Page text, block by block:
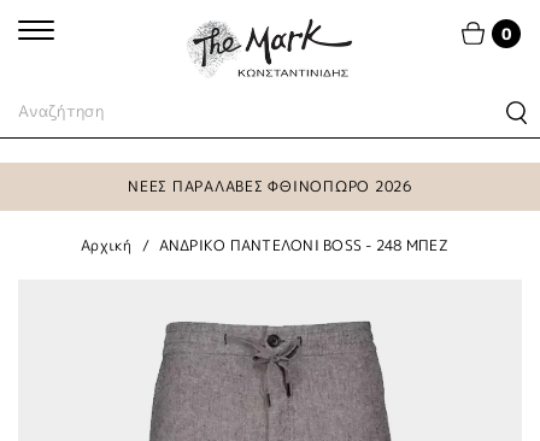
0
ΝΕΕΣ ΠΑΡΑΛΑΒΕΣ ΦΘΙΝΟΠΩΡΟ 2026
Αρχική ΑΝΔΡΙΚΟ ΠΑΝΤΕΛΟΝΙ BOSS - 248 ΜΠΕΖ